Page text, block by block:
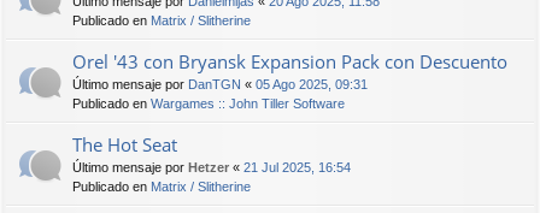
Publicado en Matrix / Slitherine
Orel '43 con Bryansk Expansion Pack con Descuento
Último mensaje por DanTGN « 05 Ago 2025, 09:31
Publicado en Wargames :: John Tiller Software
The Hot Seat
Último mensaje por Hetzer « 21 Jul 2025, 16:54
Publicado en Matrix / Slitherine